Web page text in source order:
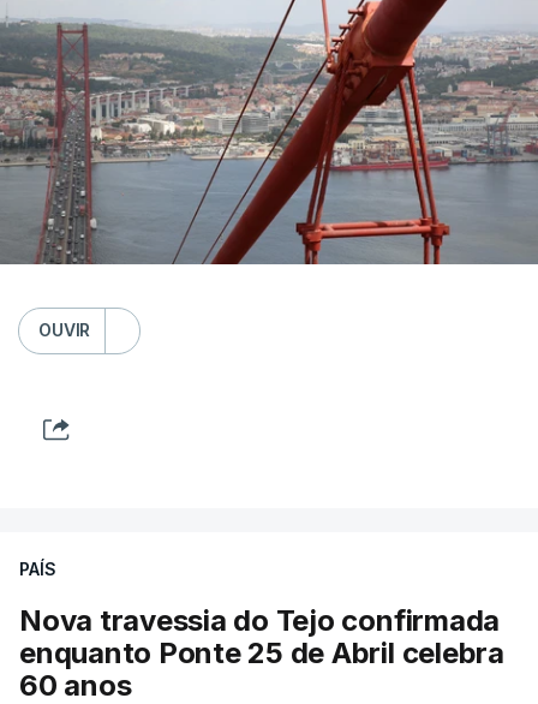
OUVIR
PAÍS
Nova travessia do Tejo confirmada
enquanto Ponte 25 de Abril celebra
60 anos